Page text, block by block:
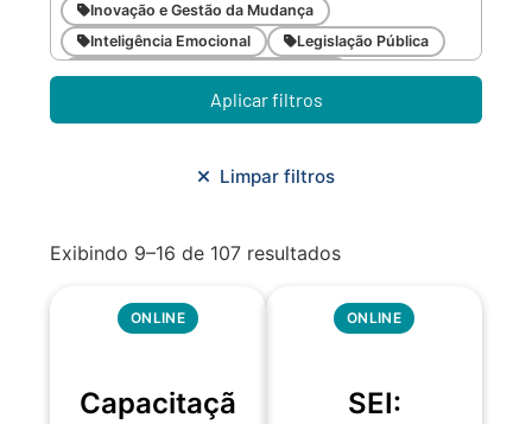
Inovação e Gestão da Mudança
Inteligência Emocional
Legislação Pública
Meio Ambiente e Sustentabilidade
Metodologias Ágeis
Orçamento e Finanças
Planejamento Urbano/Mobilidade
Aplicar filtros
Limpar filtros
Exibindo 9–16 de 107 resultados
ONLINE
Capacitaçã
ONLINE
SEI: